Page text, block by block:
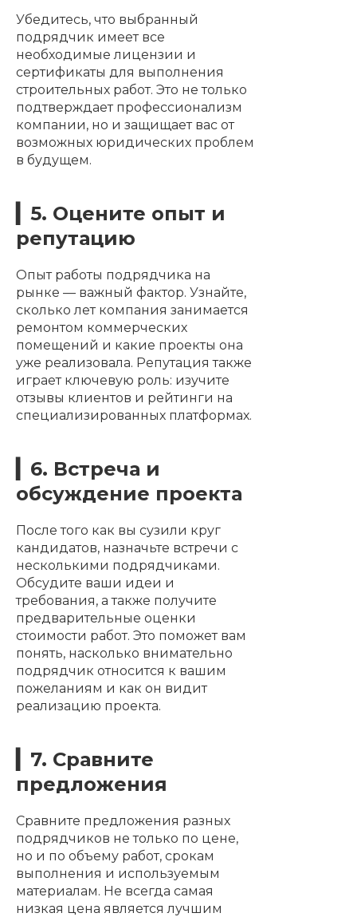
Убедитесь, что выбранный
подрядчик имеет все
необходимые лицензии и
сертификаты для выполнения
строительных работ. Это не только
подтверждает профессионализм
компании, но и защищает вас от
возможных юридических проблем
в будущем.
▎5. Оцените опыт и
репутацию
Опыт работы подрядчика на
рынке — важный фактор. Узнайте,
сколько лет компания занимается
ремонтом коммерческих
помещений и какие проекты она
уже реализовала. Репутация также
играет ключевую роль: изучите
отзывы клиентов и рейтинги на
специализированных платформах.
▎6. Встреча и
обсуждение проекта
После того как вы сузили круг
кандидатов, назначьте встречи с
несколькими подрядчиками.
Обсудите ваши идеи и
требования, а также получите
предварительные оценки
стоимости работ. Это поможет вам
понять, насколько внимательно
подрядчик относится к вашим
пожеланиям и как он видит
реализацию проекта.
▎7. Сравните
предложения
Сравните предложения разных
подрядчиков не только по цене,
но и по объему работ, срокам
выполнения и используемым
материалам. Не всегда самая
низкая цена является лучшим